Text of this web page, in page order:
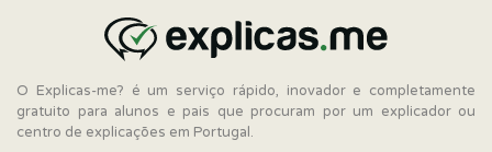
O Explicas-me? é um serviço rápido, inovador e completamente
gratuito para alunos e pais que procuram por um explicador ou
centro de explicações em Portugal.